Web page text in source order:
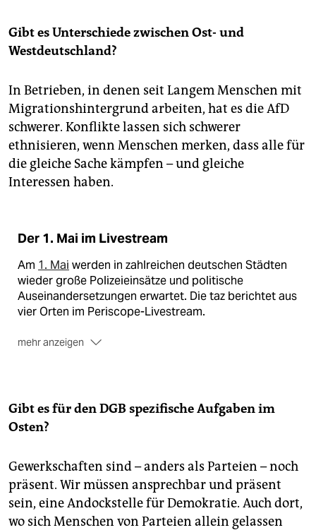
Gibt es Unterschiede zwischen Ost- und
Westdeutschland?
In Betrieben, in denen seit Langem Menschen mit
Migrationshintergrund arbeiten, hat es die AfD
schwerer. Konflikte lassen sich schwerer
ethnisieren, wenn Menschen merken, dass alle für
die gleiche Sache kämpfen – und gleiche
Interessen haben.
Der 1. Mai im Livestream
Am 1. Mai werden in zahlreichen deutschen Städten
wieder große Polizeieinsätze und politische
Auseinandersetzungen erwartet. Die taz berichtet aus
vier Orten im Periscope-Livestream.
mehr anzeigen
Kalarickal über @taz_berlin, Katharina Schipkowski
ab etwa 12 Uhr über
@taznord
aus Hamburg und
Anett Selle ab dem Mittag aus Duisburg über ihren
Gibt es für den DGB spezifische Aufgaben im
Osten?
Gewerkschaften sind – anders als Parteien – noch
präsent. Wir müssen ansprechbar und präsent
sein, eine Andockstelle für Demokratie. Auch dort,
wo sich Menschen von Parteien allein gelassen